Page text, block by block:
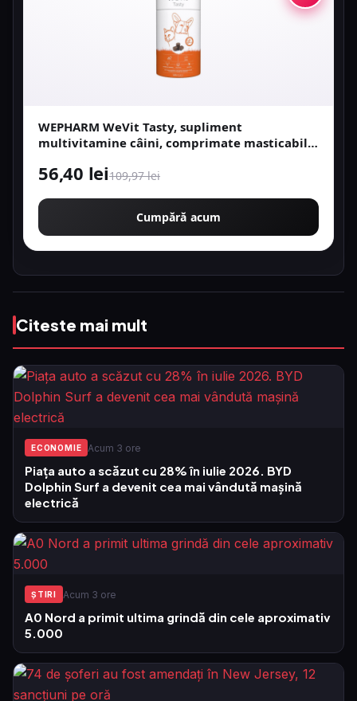
WEPHARM WeVit Tasty, supliment
multivitamine câini, comprimate masticabile
multivitamine câini, flacon, 30 comprimate
56,40 lei109,97 lei
Cumpără acum
Citeste mai mult
ECONOMIE Acum 3 ore
Piața auto a scăzut cu 28% în iulie 2026. BYD
Dolphin Surf a devenit cea mai vândută mașină
electrică
ŞTIRI Acum 3 ore
A0 Nord a primit ultima grindă din cele aproximativ
5.000